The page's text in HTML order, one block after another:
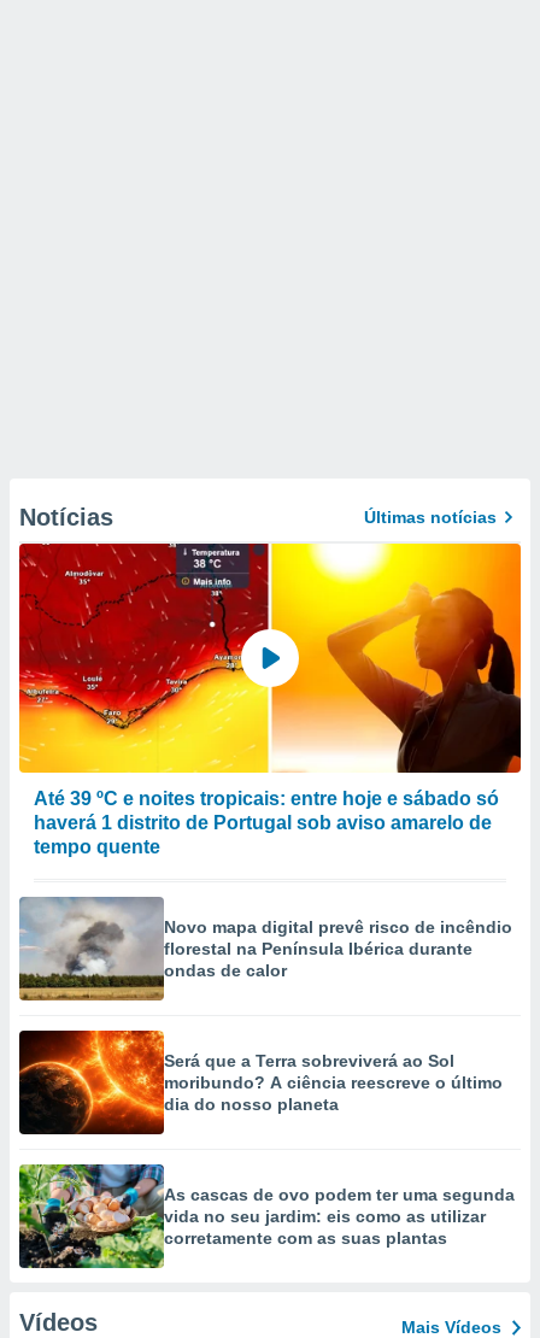
Notícias Últimas notícias
Até 39 ºC e noites tropicais: entre hoje e sábado só
haverá 1 distrito de Portugal sob aviso amarelo de
tempo quente
Novo mapa digital prevê risco de incêndio
florestal na Península Ibérica durante
ondas de calor
Será que a Terra sobreviverá ao Sol
moribundo? A ciência reescreve o último
dia do nosso planeta
As cascas de ovo podem ter uma segunda
vida no seu jardim: eis como as utilizar
corretamente com as suas plantas
Vídeos Mais Vídeos